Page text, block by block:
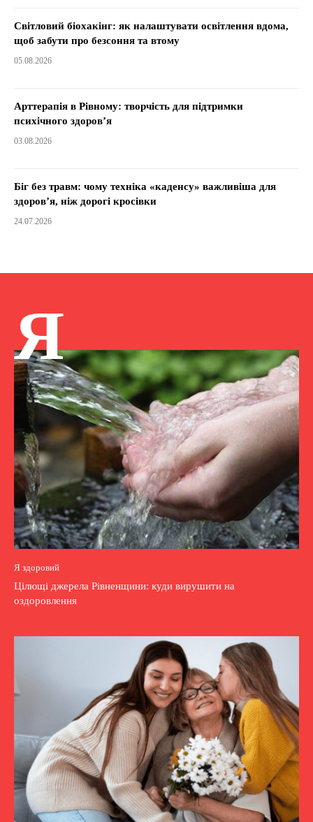
Світловий біохакінг: як налаштувати освітлення вдома,
щоб забути про безсоння та втому
05.08.2026
Арттерапія в Рівному: творчість для підтримки
психічного здоров’я
03.08.2026
Біг без травм: чому техніка «каденсу» важливіша для
здоров’я, ніж дорогі кросівки
24.07.2026
Я
Я здоровий
Цілющі джерела Рівненщини: куди вирушити на
оздоровлення